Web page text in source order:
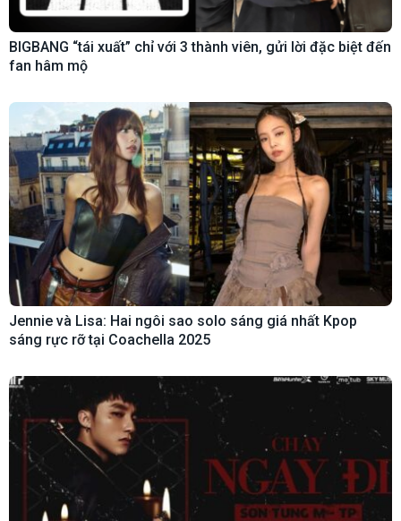
BIGBANG “tái xuất” chỉ với 3 thành viên, gửi lời đặc biệt đến
fan hâm mộ
Jennie và Lisa: Hai ngôi sao solo sáng giá nhất Kpop
sáng rực rỡ tại Coachella 2025